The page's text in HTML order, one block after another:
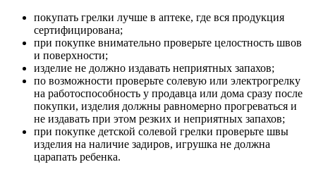
покупать грелки лучше в аптеке, где вся продукция
сертифицирована;
при покупке внимательно проверьте целостность швов
и поверхности;
изделие не должно издавать неприятных запахов;
по возможности проверьте солевую или электрогрелку
на работоспособность у продавца или дома сразу после
покупки, изделия должны равномерно прогреваться и
не издавать при этом резких и неприятных запахов;
при покупке детской солевой грелки проверьте швы
изделия на наличие задиров, игрушка не должна
царапать ребенка.